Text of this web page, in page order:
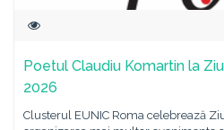
Poetul Claudiu Komartin la
2026
Clusterul EUNIC Roma celebrează